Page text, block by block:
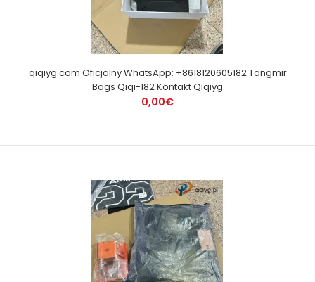
qiqiyg.com Oficjalny WhatsApp: +8618120605182 Tangmir
Bags Qiqi-182 Kontakt Qiqiyg
0,00€